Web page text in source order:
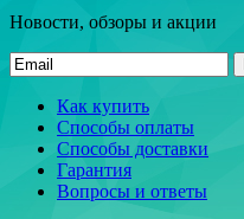
Новости, обзоры и акции
Как купить
Способы оплаты
Способы доставки
Гарантия
Вопросы и ответы